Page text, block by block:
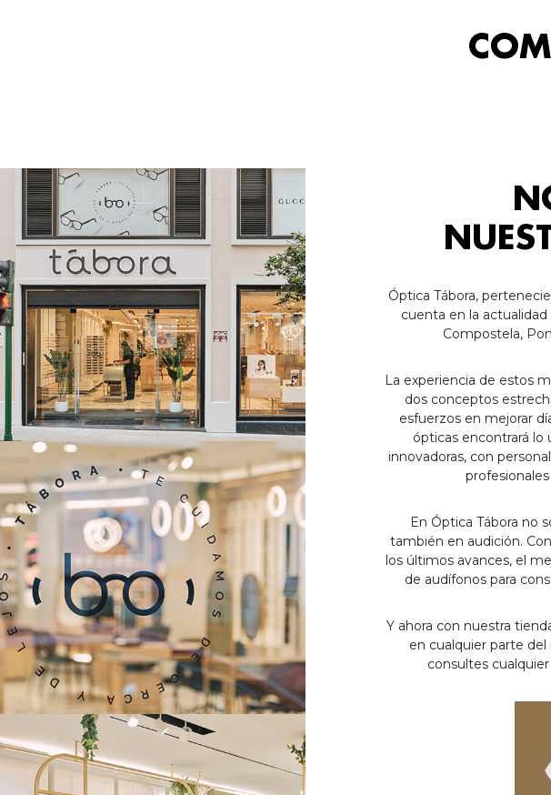
Óptica Tábora,
cuenta en la
Compostela,
La experiencia de estos
dos conceptos
esfuerzos en mejorar
ópticas encontrará lo
innovadoras, con
profesionales
En Óptica Tábora no
también en audición.
los últimos avances, el
de audífonos para
Y ahora con nuestra
en cualquier parte
consultes